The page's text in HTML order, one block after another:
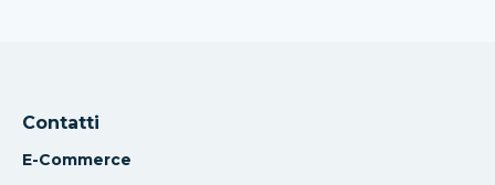
Contatti
E-Commerce